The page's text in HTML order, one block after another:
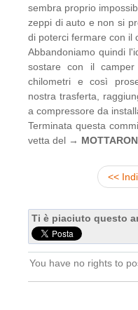
sembra proprio
zeppi di auto e non si
di poterci fermare con il
Abbandoniamo quindi
sostare con il
chilometri e così
nostra trasferta,
a compressore da
Terminata questa
vetta del →
<<
Ti è piaciuto questo
You have no rights to